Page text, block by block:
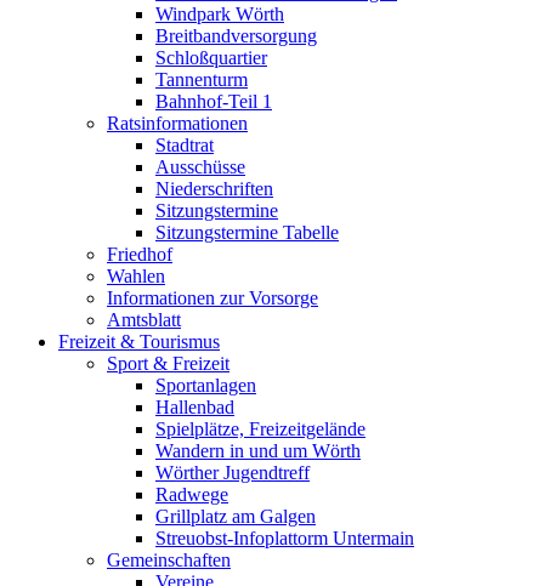
Windpark Wörth
Breitbandversorgung
Schloßquartier
Tannenturm
Bahnhof-Teil 1
Ratsinformationen
Stadtrat
Ausschüsse
Niederschriften
Sitzungstermine
Sitzungstermine Tabelle
Friedhof
Wahlen
Informationen zur Vorsorge
Amtsblatt
Freizeit & Tourismus
Sport & Freizeit
Sportanlagen
Hallenbad
Spielplätze, Freizeitgelände
Wandern in und um Wörth
Wörther Jugendtreff
Radwege
Grillplatz am Galgen
Streuobst-Infoplattorm Untermain
Gemeinschaften
Vereine